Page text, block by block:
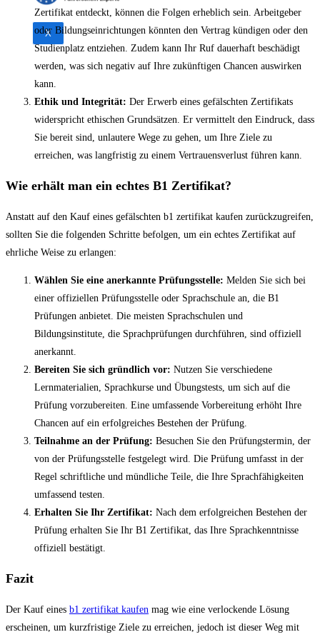
X
Zertifikat entdeckt, können die Folgen erheblich sein. Arbeitgeber
oder Bildungseinrichtungen könnten den Vertrag kündigen oder den
Studienplatz entziehen. Zudem kann Ihr Ruf dauerhaft beschädigt
werden, was sich negativ auf Ihre zukünftigen Chancen auswirken
kann.
Ethik und Integrität: Der Erwerb eines gefälschten Zertifikats
widerspricht ethischen Grundsätzen. Er vermittelt den Eindruck, dass
Sie bereit sind, unlautere Wege zu gehen, um Ihre Ziele zu
erreichen, was langfristig zu einem Vertrauensverlust führen kann.
Wie erhält man ein echtes B1 Zertifikat?
Anstatt auf den Kauf eines gefälschten b1 zertifikat kaufen zurückzugreifen,
sollten Sie die folgenden Schritte befolgen, um ein echtes Zertifikat auf
ehrliche Weise zu erlangen:
Wählen Sie eine anerkannte Prüfungsstelle: Melden Sie sich bei
einer offiziellen Prüfungsstelle oder Sprachschule an, die B1
Prüfungen anbietet. Die meisten Sprachschulen und
Bildungsinstitute, die Sprachprüfungen durchführen, sind offiziell
anerkannt.
Bereiten Sie sich gründlich vor: Nutzen Sie verschiedene
Lernmaterialien, Sprachkurse und Übungstests, um sich auf die
Prüfung vorzubereiten. Eine umfassende Vorbereitung erhöht Ihre
Chancen auf ein erfolgreiches Bestehen der Prüfung.
Teilnahme an der Prüfung: Besuchen Sie den Prüfungstermin, der
von der Prüfungsstelle festgelegt wird. Die Prüfung umfasst in der
Regel schriftliche und mündliche Teile, die Ihre Sprachfähigkeiten
umfassend testen.
Erhalten Sie Ihr Zertifikat: Nach dem erfolgreichen Bestehen der
Prüfung erhalten Sie Ihr B1 Zertifikat, das Ihre Sprachkenntnisse
offiziell bestätigt.
Fazit
Der Kauf eines b1 zertifikat kaufen mag wie eine verlockende Lösung
erscheinen, um kurzfristige Ziele zu erreichen, jedoch ist dieser Weg mit